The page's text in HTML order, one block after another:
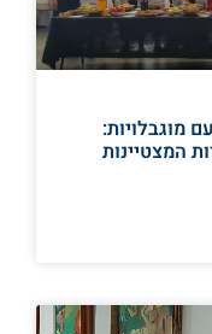
מוגבלויות:
המצטיינות